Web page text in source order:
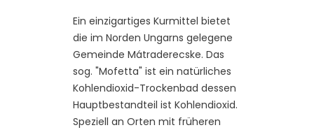
Ein einzigartiges Kurmittel bietet
die im Norden Ungarns gelegene
Gemeinde Mátraderecske. Das
sog. "Mofetta" ist ein natürliches
Kohlendioxid-Trockenbad dessen
Hauptbestandteil ist Kohlendioxid.
Speziell an Orten mit früheren